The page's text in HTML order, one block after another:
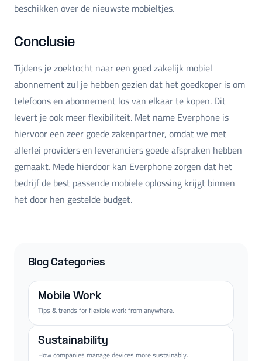
beschikken over de nieuwste mobieltjes.
Conclusie
Tijdens je zoektocht naar een goed zakelijk mobiel
abonnement zul je hebben gezien dat het goedkoper is om
telefoons en abonnement los van elkaar te kopen. Dit
levert je ook meer flexibiliteit. Met name Everphone is
hiervoor een zeer goede zakenpartner, omdat we met
allerlei providers en leveranciers goede afspraken hebben
gemaakt. Mede hierdoor kan Everphone zorgen dat het
bedrijf de best passende mobiele oplossing krijgt binnen
het door hen gestelde budget.
Blog Categories
Mobile Work
Tips & trends for flexible work from anywhere.
Sustainability
How companies manage devices more sustainably.